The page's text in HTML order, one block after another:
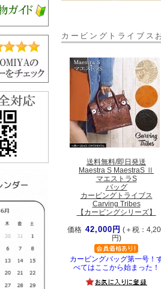
カービングトライブス
送料無料/即日発送
Maestra S MaestraS Ⅱ
マエストラS
バッグ
カービングトライブス
Carving Tribes
【カービングシリーズ】
価格 42,000円 (＋税：
円)
カービングバッグ第一号！
べてはここから始まった！